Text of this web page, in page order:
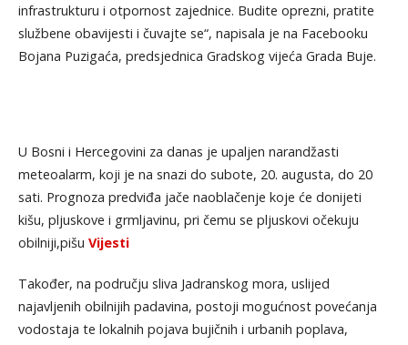
infrastrukturu i otpornost zajednice. Budite oprezni, pratite
službene obavijesti i čuvajte se“, napisala je na Facebooku
Bojana Puzigaća, predsjednica Gradskog vijeća Grada Buje.
U Bosni i Hercegovini za danas je upaljen narandžasti
meteoalarm, koji je na snazi do subote, 20. augusta, do 20
sati. Prognoza predviđa jače naoblačenje koje će donijeti
kišu, pljuskove i grmljavinu, pri čemu se pljuskovi očekuju
obilniji,pišu Vijesti
Također, na području sliva Jadranskog mora, uslijed
najavljenih obilnijih padavina, postoji mogućnost povećanja
vodostaja te lokalnih pojava bujičnih i urbanih poplava,